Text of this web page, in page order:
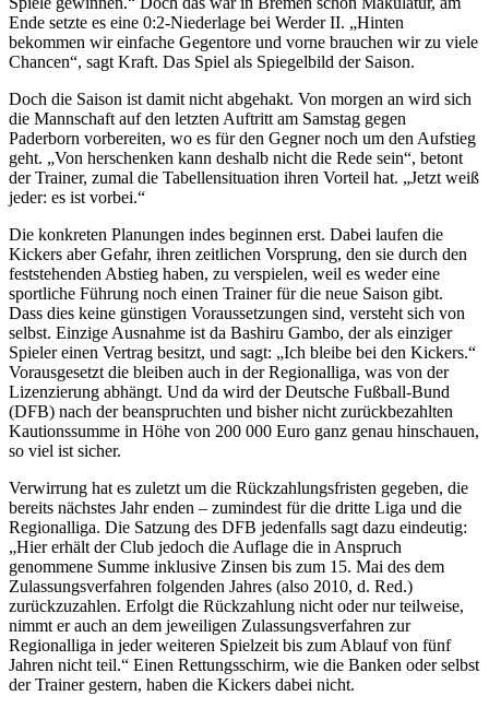
Ende setzte es eine 0:2-Niederlage bei Werder II. „Hinten
bekommen wir einfache Gegentore und vorne brauchen wir zu viele
Chancen“, sagt Kraft. Das Spiel als Spiegelbild der Saison.
Doch die Saison ist damit nicht abgehakt. Von morgen an wird sich
die Mannschaft auf den letzten Auftritt am Samstag gegen
Paderborn vorbereiten, wo es für den Gegner noch um den Aufstieg
geht. „Von herschenken kann deshalb nicht die Rede sein“, betont
der Trainer, zumal die Tabellensituation ihren Vorteil hat. „Jetzt weiß
jeder: es ist vorbei.“
Die konkreten Planungen indes beginnen erst. Dabei laufen die
Kickers aber Gefahr, ihren zeitlichen Vorsprung, den sie durch den
feststehenden Abstieg haben, zu verspielen, weil es weder eine
sportliche Führung noch einen Trainer für die neue Saison gibt.
Dass dies keine günstigen Voraussetzungen sind, versteht sich von
selbst. Einzige Ausnahme ist da Bashiru Gambo, der als einziger
Spieler einen Vertrag besitzt, und sagt: „Ich bleibe bei den Kickers.“
Vorausgesetzt die bleiben auch in der Regionalliga, was von der
Lizenzierung abhängt. Und da wird der Deutsche Fußball-Bund
(DFB) nach der beanspruchten und bisher nicht zurückbezahlten
Kautionssumme in Höhe von 200 000 Euro ganz genau hinschauen,
so viel ist sicher.
Verwirrung hat es zuletzt um die Rückzahlungsfristen gegeben, die
bereits nächstes Jahr enden – zumindest für die dritte Liga und die
Regionalliga. Die Satzung des DFB jedenfalls sagt dazu eindeutig:
„Hier erhält der Club jedoch die Auflage die in Anspruch
genommene Summe inklusive Zinsen bis zum 15. Mai des dem
Zulassungsverfahren folgenden Jahres (also 2010, d. Red.)
zurückzuzahlen. Erfolgt die Rückzahlung nicht oder nur teilweise,
nimmt er auch an dem jeweiligen Zulassungsverfahren zur
Regionalliga in jeder weiteren Spielzeit bis zum Ablauf von fünf
Jahren nicht teil.“ Einen Rettungsschirm, wie die Banken oder selbst
der Trainer gestern, haben die Kickers dabei nicht.